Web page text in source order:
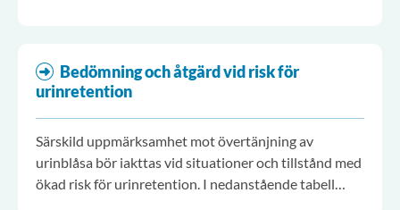
Bedömning och åtgärd vid risk för
urinretention
Särskild uppmärksamhet mot övertänjning av
urinblåsa bör iakttas vid situationer och tillstånd med
ökad risk för urinretention. I nedanstående tabell